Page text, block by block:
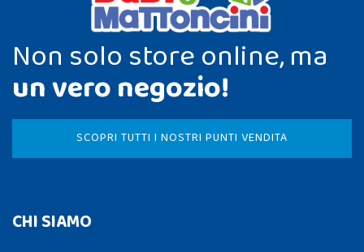
Non solo store online, ma
un vero negozio!
SCOPRI TUTTI I NOSTRI PUNTI VENDITA
CHI SIAMO